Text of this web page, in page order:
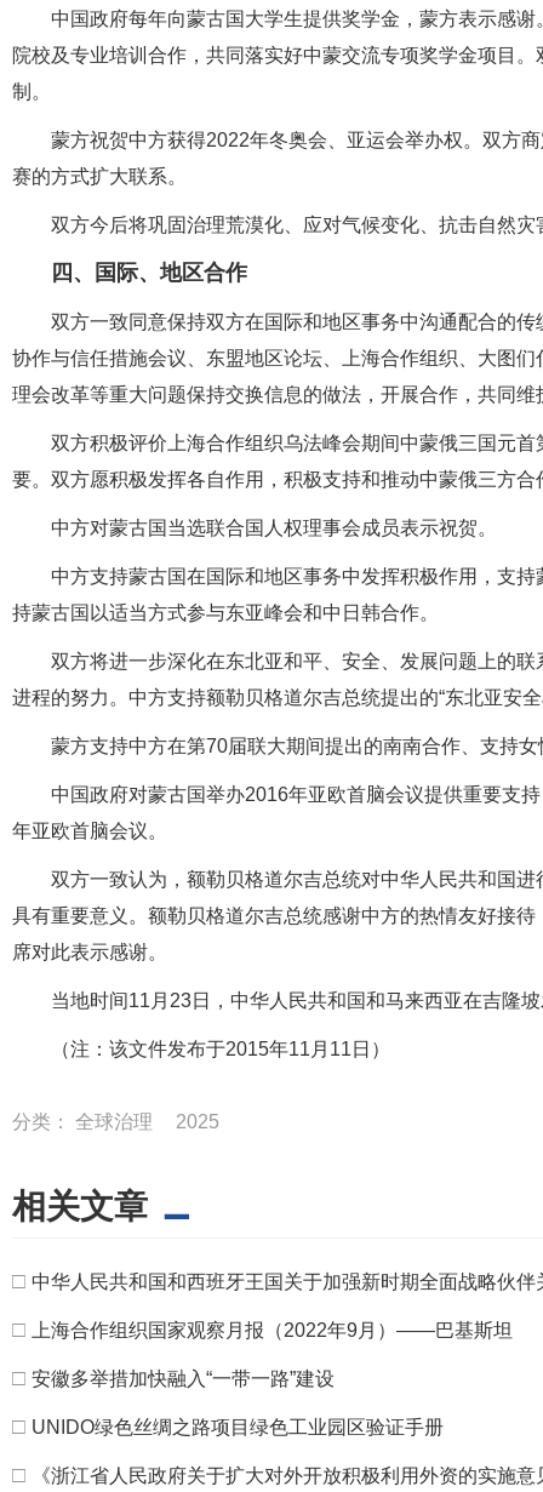
中国政府每年向蒙古国大学生提供奖学金，蒙方表示感
院校及专业培训合作，共同落实好中蒙交流专项奖学金项目
制。
蒙方祝贺中方获得2022年冬奥会、亚运会举办权。双方
赛的方式扩大联系。
双方今后将巩固治理荒漠化、应对气候变化、抗击自然
四、国际、地区合作
双方一致同意保持双方在国际和地区事务中沟通配合的
协作与信任措施会议、东盟地区论坛、上海合作组织、大图
理会改革等重大问题保持交换信息的做法，开展合作，共同
双方积极评价上海合作组织乌法峰会期间中蒙俄三国元
要。双方愿积极发挥各自作用，积极支持和推动中蒙俄三方
中方对蒙古国当选联合国人权理事会成员表示祝贺。
中方支持蒙古国在国际和地区事务中发挥积极作用，支
持蒙古国以适当方式参与东亚峰会和中日韩合作。
双方将进一步深化在东北亚和平、安全、发展问题上的
进程的努力。中方支持额勒贝格道尔吉总统提出的“东北亚安
蒙方支持中方在第70届联大期间提出的南南合作、支持
中国政府对蒙古国举办2016年亚欧首脑会议提供重要支
年亚欧首脑会议。
双方一致认为，额勒贝格道尔吉总统对中华人民共和国
具有重要意义。额勒贝格道尔吉总统感谢中方的热情友好接
席对此表示感谢。
当地时间11月23日，中华人民共和国和马来西亚在吉隆
（注：该文件发布于2015年11月11日）
分类： 全球治理 2025
相关文章
□ 中华人民共和国和西班牙王国关于加强新时期全面战略伙伴
□ 上海合作组织国家观察月报（2022年9月）——巴基斯坦
□ 安徽多举措加快融入“一带一路”建设
□ UNIDO绿色丝绸之路项目绿色工业园区验证手册
□ 《浙江省人民政府关于扩大对外开放积极利用外资的实施意